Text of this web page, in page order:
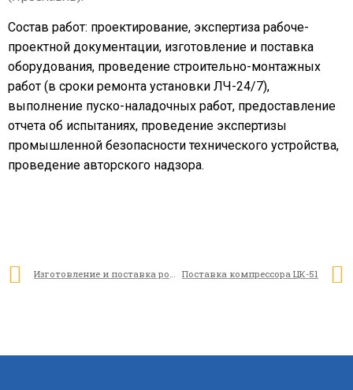
Состав работ: проектирование, экспертиза рабоче-
проектной документации, изготовление и поставка
оборудования, проведение строительно-монтажных
работ (в сроки ремонта установки ЛЧ-24/7),
выполнение пуско-наладочных работ, предоставление
отчета об испытаниях, проведение экспертизы
промышленной безопасности технического устройства,
проведение авторского надзора.
Изготовление и поставка ротора компрессора природного газа Н95-45-1 Поставка компрессора ЦК-51